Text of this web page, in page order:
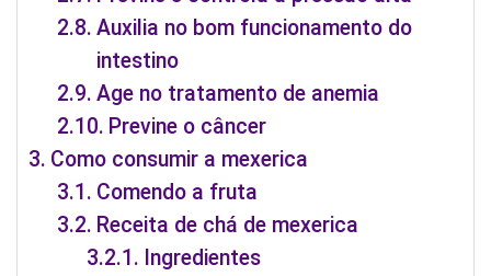
Auxilia no bom funcionamento do
intestino
Age no tratamento de anemia
Previne o câncer
Como consumir a mexerica
Comendo a fruta
Receita de chá de mexerica
Ingredientes